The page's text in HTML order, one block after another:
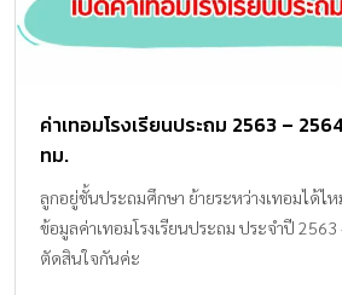
ค่าเทอมโรงเรียนประถม 2563 –
ทม.
ลูกอยู่ชั้นประถมศึกษา ย้ายระหว่างเทอมได้ไห
ข้อมูลค่าเทอมโรงเรียนประถม ประจำปี
ตัดสินใจกันค่ะ